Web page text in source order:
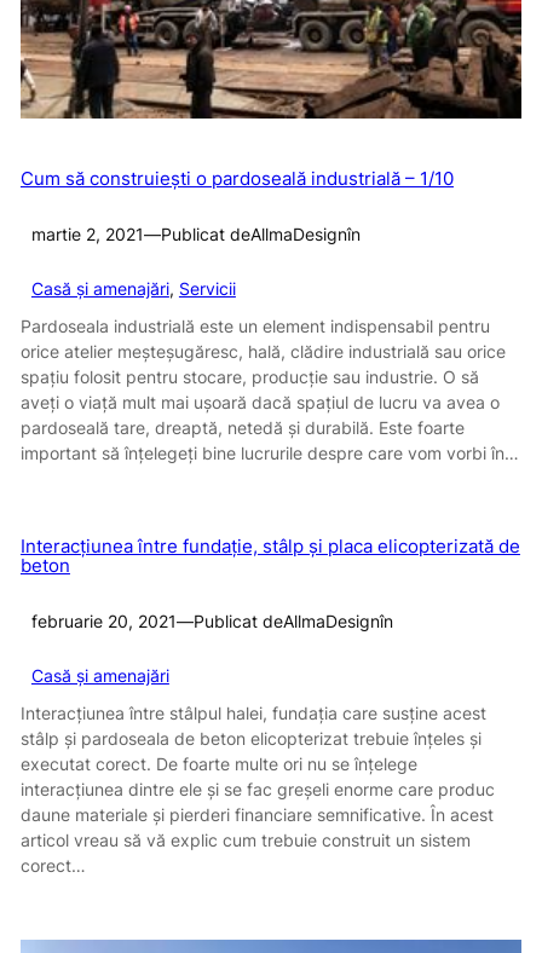
Cum să construiești o pardoseală industrială – 1/10
martie 2, 2021—Publicat deAllmaDesignîn
Casă și amenajări, Servicii
Pardoseala industrială este un element indispensabil pentru
orice atelier meșteșugăresc, hală, clădire industrială sau orice
spațiu folosit pentru stocare, producție sau industrie. O să
aveţi o viaţă mult mai uşoară dacă spaţiul de lucru va avea o
pardoseală tare, dreaptă, netedă şi durabilă. Este foarte
important să înțelegeți bine lucrurile despre care vom vorbi în…
Interacțiunea între fundație, stâlp și placa elicopterizată de
beton
februarie 20, 2021—Publicat deAllmaDesignîn
Casă și amenajări
Interacțiunea între stâlpul halei, fundația care susține acest
stâlp și pardoseala de beton elicopterizat trebuie înțeles și
executat corect. De foarte multe ori nu se înțelege
interacțiunea dintre ele și se fac greșeli enorme care produc
daune materiale și pierderi financiare semnificative. În acest
articol vreau să vă explic cum trebuie construit un sistem
corect…